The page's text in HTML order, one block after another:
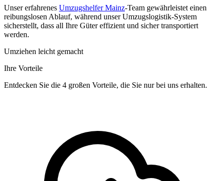
Unser erfahrenes Umzugshelfer Mainz-Team gewährleistet einen
reibungslosen Ablauf, während unser Umzugslogistik-System
sicherstellt, dass all Ihre Güter effizient und sicher transportiert
werden.
Umziehen leicht gemacht
Ihre Vorteile
Entdecken Sie die 4 großen Vorteile, die Sie nur bei uns erhalten.